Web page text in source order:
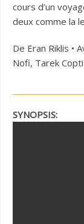
cours d’un
deux comme la
De Eran Riklis •
Nofi, Tarek Copti
SYNOPSIS: